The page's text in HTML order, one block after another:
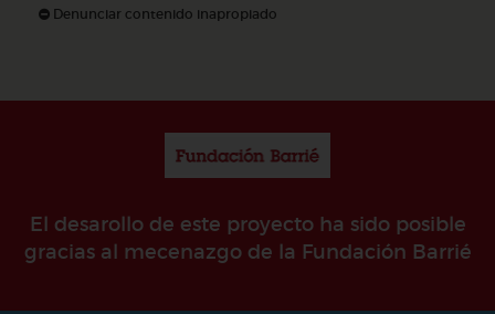
Denunciar contenido inapropiado
El desarollo de este proyecto ha sido posible
gracias al mecenazgo de la Fundación Barrié